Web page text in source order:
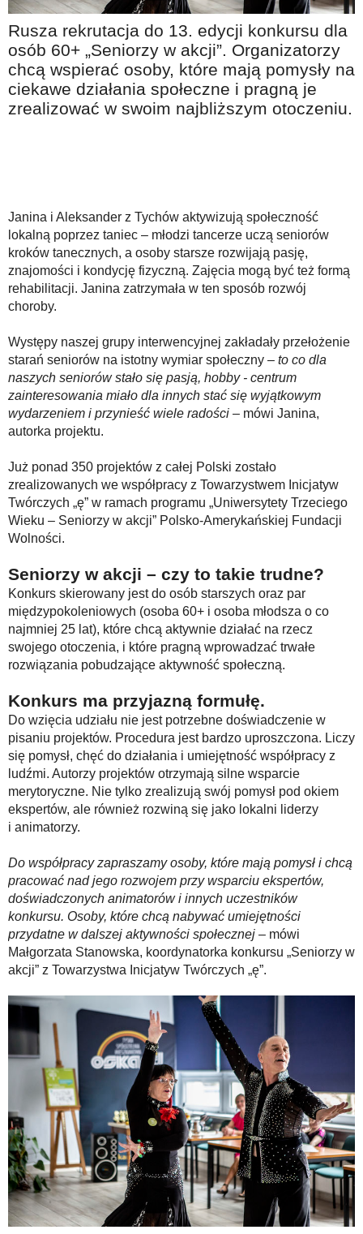
Na wesoło
Hobby i pasje
Żyj aktywnie
60plus - najcenniejsi klienci
Smacznie i zdrowo
O finansach i społeczeństwie - edukacja nie tylko dla 60plus
Ciekawe książki
Stop samotności
Bezpiecznie i w zgodzie z prawem
Rusza rekrutacja do 13. edycji konkursu dla
osób 60+ „Seniorzy w akcji”. Organizatorzy
chcą wspierać osoby, które mają pomysły na
ciekawe działania społeczne i pragną je
zrealizować w swoim najbliższym otoczeniu.
Janina i Aleksander z Tychów aktywizują społeczność
lokalną poprzez taniec – młodzi tancerze uczą seniorów
kroków tanecznych, a osoby starsze rozwijają pasję,
znajomości i kondycję fizyczną. Zajęcia mogą być też formą
rehabilitacji. Janina zatrzymała w ten sposób rozwój
choroby.
Występy naszej grupy interwencyjnej zakładały przełożenie
starań seniorów na istotny wymiar społeczny – to co dla
naszych seniorów stało się pasją, hobby - centrum
zainteresowania miało dla innych stać się wyjątkowym
wydarzeniem i przynieść wiele radości – mówi Janina,
autorka projektu.
Już ponad 350 projektów z całej Polski zostało
zrealizowanych we współpracy z Towarzystwem Inicjatyw
Twórczych „ę” w ramach programu „Uniwersytety Trzeciego
Wieku – Seniorzy w akcji” Polsko-Amerykańskiej Fundacji
Wolności.
Seniorzy w akcji – czy to takie trudne?
Konkurs skierowany jest do osób starszych oraz par
międzypokoleniowych (osoba 60+ i osoba młodsza o co
najmniej 25 lat), które chcą aktywnie działać na rzecz
swojego otoczenia, i które pragną wprowadzać trwałe
rozwiązania pobudzające aktywność społeczną.
Konkurs ma przyjazną formułę.
Do wzięcia udziału nie jest potrzebne doświadczenie w
pisaniu projektów. Procedura jest bardzo uproszczona. Liczy
się pomysł, chęć do działania i umiejętność współpracy z
ludźmi. Autorzy projektów otrzymają silne wsparcie
merytoryczne. Nie tylko zrealizują swój pomysł pod okiem
ekspertów, ale również rozwiną się jako lokalni liderzy
i animatorzy.
Do współpracy zapraszamy osoby, które mają pomysł i chcą
pracować nad jego rozwojem przy wsparciu ekspertów,
doświadczonych animatorów i innych uczestników
konkursu. Osoby, które chcą nabywać umiejętności
przydatne w dalszej aktywności społecznej – mówi
Małgorzata Stanowska, koordynatorka konkursu „Seniorzy w
akcji” z Towarzystwa Inicjatyw Twórczych „ę”.